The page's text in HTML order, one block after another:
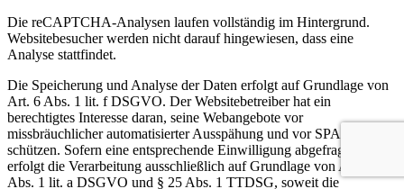
Die reCAPTCHA-Analysen laufen vollständig im Hintergrund.
Websitebesucher werden nicht darauf hingewiesen, dass eine
Analyse stattfindet.
Die Speicherung und Analyse der Daten erfolgt auf Grundlage von
Art. 6 Abs. 1 lit. f DSGVO. Der Websitebetreiber hat ein
berechtigtes Interesse daran, seine Webangebote vor
missbräuchlicher automatisierter Ausspähung und vor SPAM zu
schützen. Sofern eine entsprechende Einwilligung abgefragt wurde,
erfolgt die Verarbeitung ausschließlich auf Grundlage von Art. 6
Abs. 1 lit. a DSGVO und § 25 Abs. 1 TTDSG, soweit die